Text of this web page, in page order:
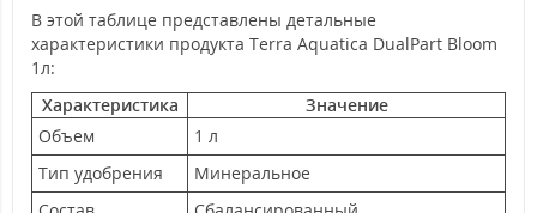
В этой таблице представлены детальные
характеристики продукта Terra Aquatica DualPart Bloom
1л:
Характеристика
Значение
Объем
1 л
Тип удобрения
Минеральное